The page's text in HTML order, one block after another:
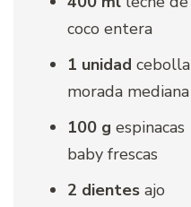
coco entera
1 unidad cebolla
morada mediana
100 g espinacas
baby frescas
2 dientes ajo